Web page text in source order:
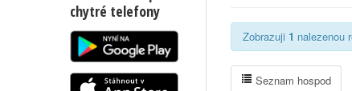
chytré telefony
Zobrazuji 1 nalezenou
Seznam hospod